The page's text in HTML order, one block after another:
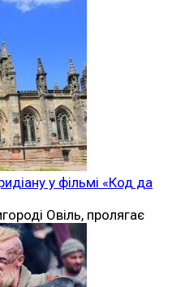
у фільмі «Код да
Овіль, пролягає